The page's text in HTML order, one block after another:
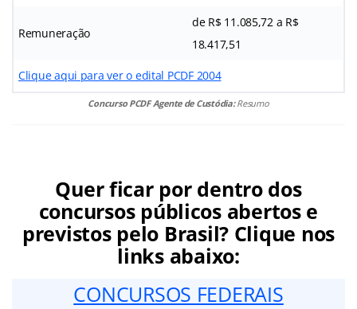
Remuneração
de R$ 11.085,72 a R$
18.417,51
Clique aqui para ver o edital PCDF 2004
Concurso PCDF Agente de Custódia:Resumo
Quer ficar por dentro dos
concursos públicos abertos e
previstos pelo Brasil? Clique nos
links abaixo:
CONCURSOS FEDERAIS